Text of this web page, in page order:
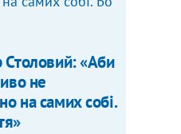
Столовий: «Аби
не
на самих собі.